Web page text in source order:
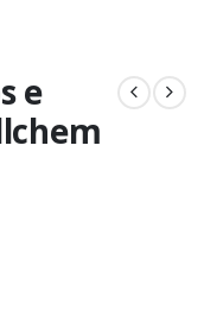
e